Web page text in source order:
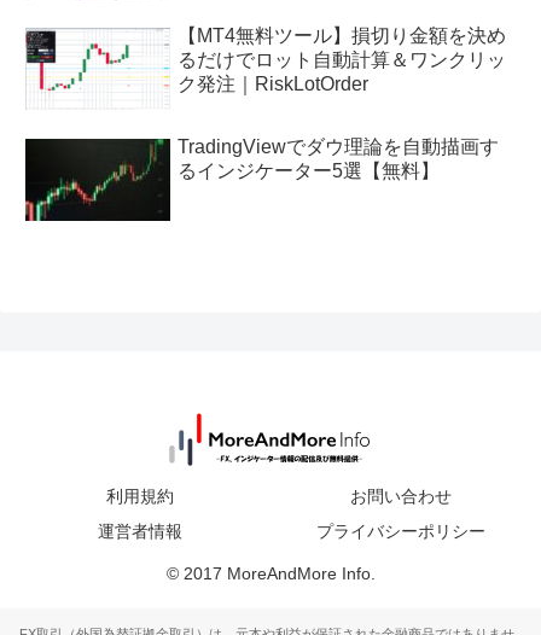
【MT4無料ツール】損切り金額を決め
るだけでロット自動計算＆ワンクリッ
ク発注｜RiskLotOrder
TradingViewでダウ理論を自動描画す
るインジケーター5選【無料】
利用規約
お問い合わせ
運営者情報
プライバシーポリシー
© 2017 MoreAndMore Info.